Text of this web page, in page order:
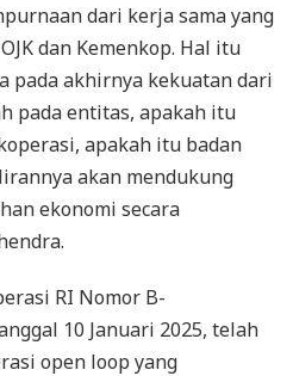
dari kerja sama yang
dan Kemenkop. Hal itu
pada akhirnya kekuatan dari
pada entitas, apakah itu
apakah itu badan
akan mendukung
ekonomi secara
RI Nomor B-
10 Januari 2025, telah
open loop yang